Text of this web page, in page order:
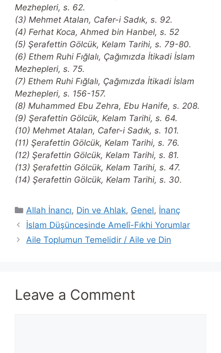
Mezhepleri, s. 62.
(3) Mehmet Atalan, Cafer-i Sadık, s. 92.
(4) Ferhat Koca, Ahmed bin Hanbel, s. 52
(5) Şerafettin Gölcük, Kelam Tarihi, s. 79-80.
(6) Ethem Ruhi Fığlalı, Çağımızda İtikadi İslam
Mezhepleri, s. 75.
(7) Ethem Ruhi Fığlalı, Çağımızda İtikadi İslam
Mezhepleri, s. 156-157.
(8) Muhammed Ebu Zehra, Ebu Hanife, s. 208.
(9) Şerafettin Gölcük, Kelam Tarihi, s. 64.
(10) Mehmet Atalan, Cafer-i Sadık, s. 101.
(11) Şerafettin Gölcük, Kelam Tarihi, s. 76.
(12) Şerafettin Gölcük, Kelam Tarihi, s. 81.
(13) Şerafettin Gölcük, Kelam Tarihi, s. 47.
(14) Şerafettin Gölcük, Kelam Tarihi, s. 30.
Categories
Allah İnancı, Din ve Ahlak, Genel, İnanç
İslam Düşüncesinde Amelî-Fıkhi Yorumlar
Aile Toplumun Temelidir / Aile ve Din
Leave a Comment